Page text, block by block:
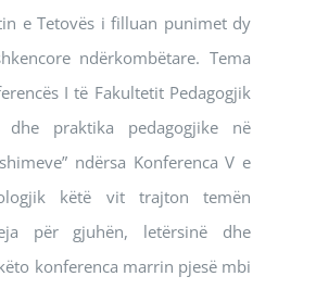
e Tetovës i filluan punimet dy
ndërkombëtare. Tema
I të Fakultetit Pedagogjik
dhe praktika pedagogjike në
ndërsa Konferenca V e
këtë vit trajton temën
për gjuhën, letërsinë dhe
konferenca marrin pjesë mbi